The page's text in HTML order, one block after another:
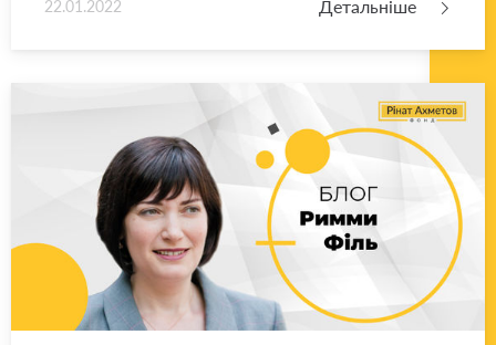
22.01.2022 Детальніше